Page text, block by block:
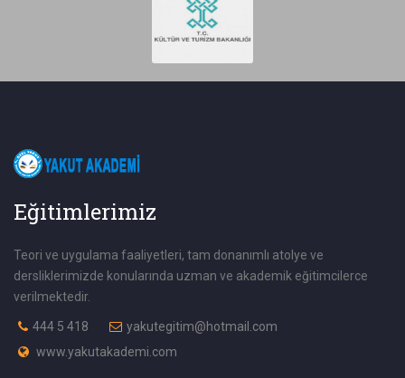
Eğitimlerimiz
Teori ve uygulama faaliyetleri, tam donanımlı atolye ve
dersliklerimizde konularında uzman ve akademik eğitimcilerce
verilmektedir.
444 5 418
yakutegitim@hotmail.com
www.yakutakademi.com